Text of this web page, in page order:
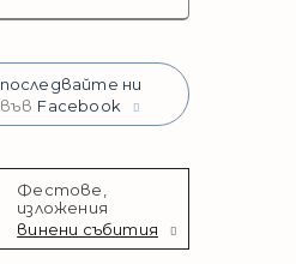
последвайте ни
във Facebook
Фестове,
изложения
винени събития